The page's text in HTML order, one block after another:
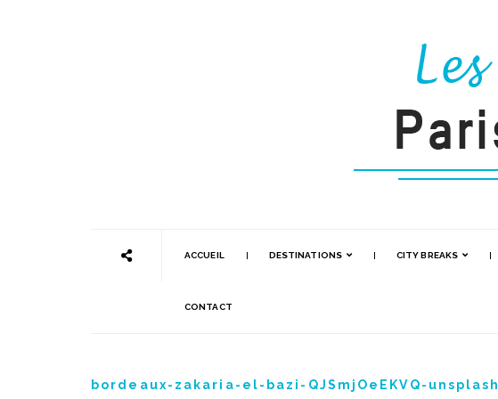
ACCUEIL DESTINATIONS CITY BREAKS
CONTACT
bordeaux-zakaria-el-bazi-QJSmjOeEKVQ-unsplash